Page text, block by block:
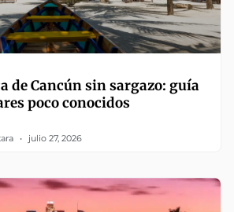
de Cancún sin sargazo: guía
poco conocidos
julio 27, 2026